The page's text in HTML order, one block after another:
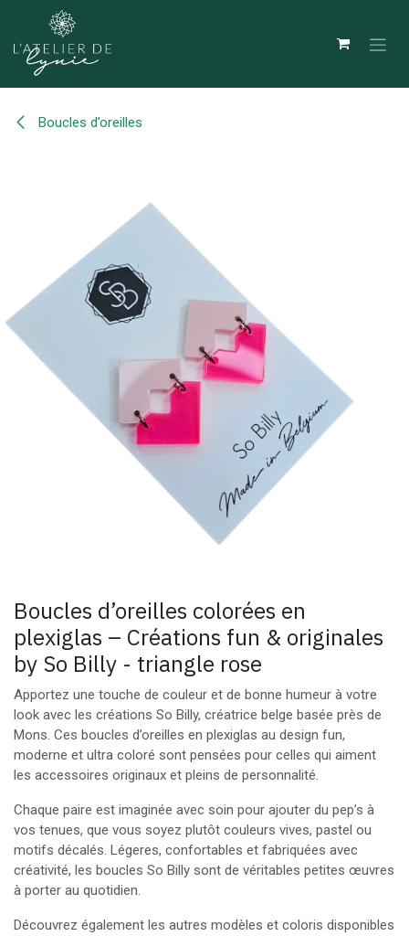
Se rendre au contenu
Boucles d’oreilles
Boucles d’oreilles colorées en
plexiglas – Créations fun & originales
by So Billy - triangle rose
Apportez une touche de couleur et de bonne humeur à votre
look avec les créations So Billy, créatrice belge basée près de
Mons. Ces boucles d’oreilles en plexiglas au design fun,
moderne et ultra coloré sont pensées pour celles qui aiment
les accessoires originaux et pleins de personnalité.
Chaque paire est imaginée avec soin pour ajouter du pep’s à
vos tenues, que vous soyez plutôt couleurs vives, pastel ou
motifs décalés. Légeres, confortables et fabriquées avec
créativité, les boucles So Billy sont de véritables petites œuvres
à porter au quotidien.
Découvrez également les autres modèles et coloris disponibles